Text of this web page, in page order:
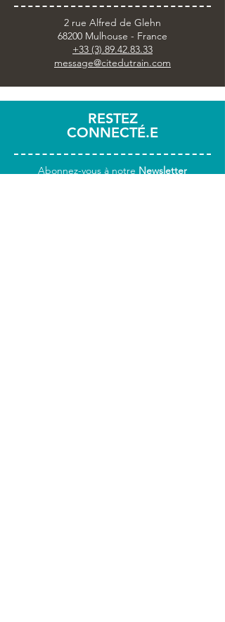
2 rue Alfred de Glehn
68200 Mulhouse - France
+33 (3).89.42.83.33
message@citedutrain.com
RESTEZ
CONNECTÉ.E
Abonnez-vous à notre Newsletter